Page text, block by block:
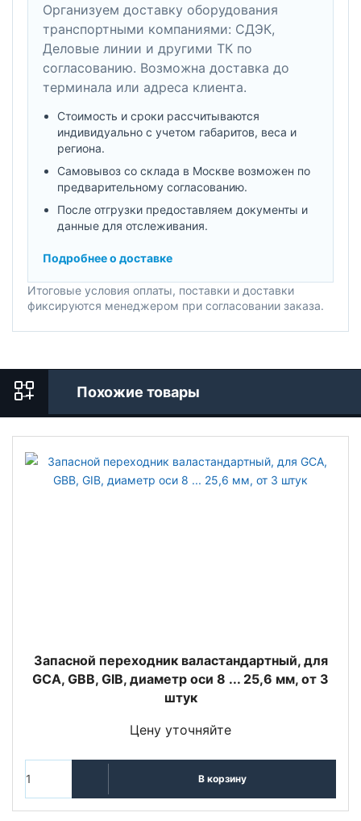
Организуем доставку оборудования
транспортными компаниями: СДЭК,
Деловые линии и другими ТК по
согласованию. Возможна доставка до
терминала или адреса клиента.
Стоимость и сроки рассчитываются
индивидуально с учетом габаритов, веса и
региона.
Самовывоз со склада в Москве возможен по
предварительному согласованию.
После отгрузки предоставляем документы и
данные для отслеживания.
Подробнее о доставке
Итоговые условия оплаты, поставки и доставки
фиксируются менеджером при согласовании заказа.
Похожие товары
Запасной переходник валастандартный, для
GCA, GBB, GIB, диаметр оси 8 ... 25,6 мм, от 3
штук
Цену уточняйте
В корзину